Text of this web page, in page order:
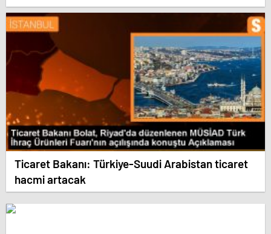
Ticaret Bakanı: Türkiye-Suudi Arabistan ticaret
hacmi artacak